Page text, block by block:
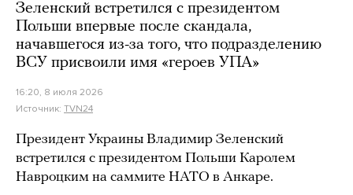
Зеленский встретился с президентом
Польши впервые после скандала,
начавшегося из-за того, что подразделению
ВСУ присвоили имя «героев УПА»
16:20, 8 июля 2026
Источник: TVN24
Президент Украины Владимир Зеленский
встретился с президентом Польши Каролем
Навроцким на саммите НАТО в Анкаре.